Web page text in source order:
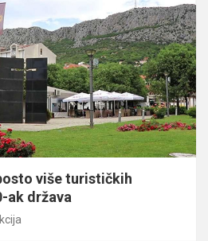
više turističkih
ak država